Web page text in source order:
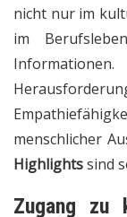
nicht nur im
im
menschlicher
Highlightssind
Zugang zu